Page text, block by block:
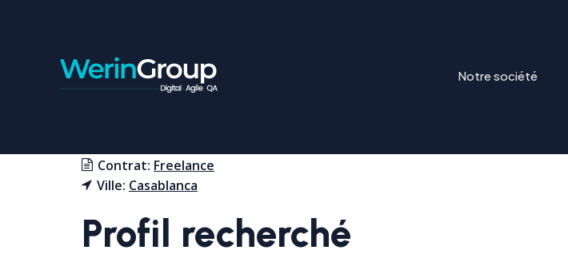
Notre société
Contrat: Freelance
Ville: Casablanca
Profil recherché